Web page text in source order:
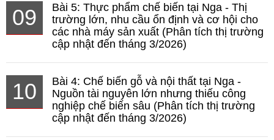
09
Bài 5: Thực phẩm chế biến tại Nga - Thị
trường lớn, nhu cầu ổn định và cơ hội cho
các nhà máy sản xuất (Phân tích thị trường
cập nhật đến tháng 3/2026)
10
Bài 4: Chế biến gỗ và nội thất tại Nga -
Nguồn tài nguyên lớn nhưng thiếu công
nghiệp chế biến sâu (Phân tích thị trường
cập nhật đến tháng 3/2026)